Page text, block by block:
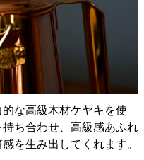
な高級木材ケヤキを使
ち合わせ、高級感あふれ
を生み出してくれます。